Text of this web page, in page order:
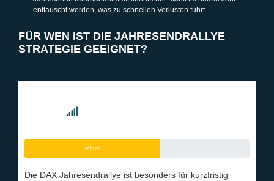
enttäuscht werden, was zu schnellen Verlusten führt.
FÜR WEN IST DIE JAHRESENDRALLYE
STRATEGIE GEEIGNET?
Mittel
Die DAX Jahresendrallye ist besonders für kurzfristig